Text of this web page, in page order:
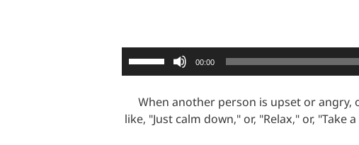
00:00
להגביר
When another person is upset or
like, "Just calm down," or, "Relax," or,